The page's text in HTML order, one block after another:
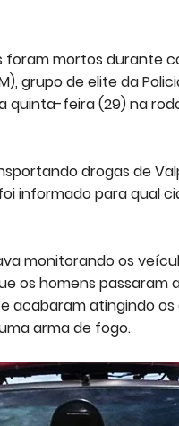
foram mortos durante
grupo de elite da
feira (29) na
drogas de
informado para qual
monitorando os
os homens
acabaram atingindo
arma de fogo.